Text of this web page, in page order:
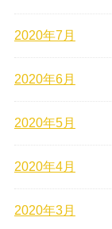
2020年7月
2020年6月
2020年5月
2020年4月
2020年3月